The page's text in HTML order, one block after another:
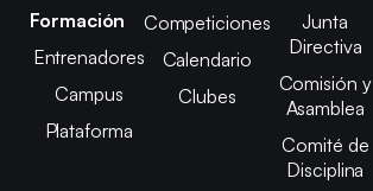
Formación
Entrenadores
Campus
Plataforma
Competiciones
Calendario
Clubes
Junta
Directiva
Comisión y
Asamblea
Comité de
Disciplina